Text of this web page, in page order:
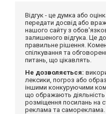
Відгук - це думка або
передати досвід або
нашого сайту з
залишеного відгука. Це
правильне рішення.
спілкування та
питань, що цікавлять.
Не дозволяється:
лексики, погроз або
іншими конкуруючими
що ображають діяльність
розміщення посилань на
реклама та самореклама.